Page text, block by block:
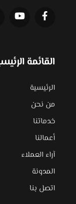
القائمة
الرئيسية
من نحن
خدماتنا
أعمالنا
آراء العملاء
المدونة
اتصل بنا